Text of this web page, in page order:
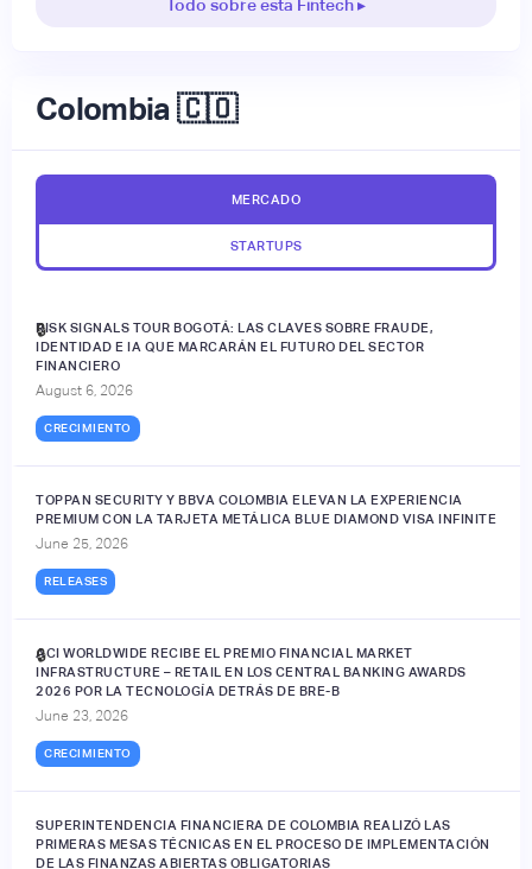
Todo sobre esta Fintech ▸
Colombia 🇨🇴
MERCADO
STARTUPS
RISK SIGNALS TOUR BOGOTÁ: LAS CLAVES SOBRE FRAUDE,
IDENTIDAD E IA QUE MARCARÁN EL FUTURO DEL SECTOR
FINANCIERO
August 6, 2026
CRECIMIENTO
🔒
TOPPAN SECURITY Y BBVA COLOMBIA ELEVAN LA EXPERIENCIA
PREMIUM CON LA TARJETA METÁLICA BLUE DIAMOND VISA INFINITE
June 25, 2026
RELEASES
ACI WORLDWIDE RECIBE EL PREMIO FINANCIAL MARKET
INFRASTRUCTURE – RETAIL EN LOS CENTRAL BANKING AWARDS
2026 POR LA TECNOLOGÍA DETRÁS DE BRE-B
June 23, 2026
CRECIMIENTO
🔒
SUPERINTENDENCIA FINANCIERA DE COLOMBIA REALIZÓ LAS
PRIMERAS MESAS TÉCNICAS EN EL PROCESO DE IMPLEMENTACIÓN
DE LAS FINANZAS ABIERTAS OBLIGATORIAS